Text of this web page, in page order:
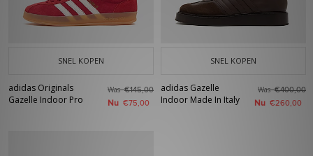
SNEL KOPEN
adidas Originals
Gazelle Indoor Pro
Was€145,00
Nu €75,00
SNEL KOPEN
adidas Gazelle
Indoor Made In Italy
Was€400,00
Nu €260,00